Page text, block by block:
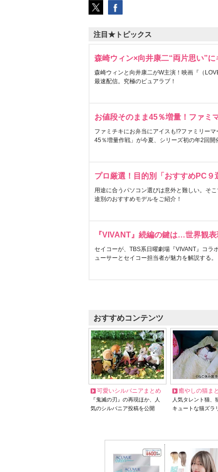
注目★トピックス
森崎ウィン×向井康二“両片思い”
森崎ウィンと向井康二がW主演！映画『（
最速配信。究極のピュアラブ！
お値段そのまま45％増量！ファミ
ファミチキにお弁当にアイスも!?ファミリー
45％増量作戦」が今夏、シリーズ初の年2回開
プロ厳選！目的別「おすすめPC９
用途に合うパソコン選びは意外と難しい。そ
途別のおすすめモデルをご紹介！
『VIVANT』続編の鍵は…世界観
セイコーが、TBS系日曜劇場『VIVANT』コラ
ューサーとセイコー担当者が魅力を解説する。
おすすめコンテンツ
可愛いシルバニアまとめ
『鬼滅の刃』の再現ほか、人
気のシルバニア投稿を公開
癒やしの猫ま
人気タレント猫
キュートな猫ズラ